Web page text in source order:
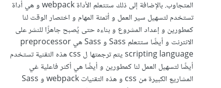
المتجاوب. بالإضافة إلى ذلك ستتعلم الأداة webpack و هي أداة
تستخدم لتسهيل سير العمل و أتمتة المهام و اختصار الوقت لنا
كمطورين و إعداد المشروع و بناءه حتى يُصبح جاهزًا للنشر على
الانترنت و أيضًا ستتعلم Sass و Sass هي preprocessor
scripting language يتم ترجمتها ل css هذه التقنية تستخدم
أيضًا لتسهيل العمل لنا كمطورين و أيضًا هي أكثر فاعلية غي
المشاريع الكبيرة من css و هذه التقنيات webpack و Sass